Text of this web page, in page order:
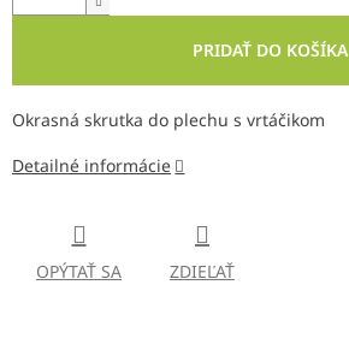
PRIDAŤ DO KOŠÍKA
Okrasná skrutka do plechu s vrtáčikom
Detailné informácie
OPÝTAŤ SA ZDIEĽAŤ